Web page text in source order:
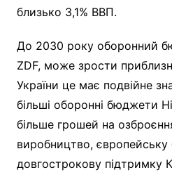
близько 3,1% ВВП.
До 2030 року оборонний
ZDF, може зрости
України це має подвійне
більші оборонні бюджети
більше грошей на
виробництво, європейську
довгострокову підтримку